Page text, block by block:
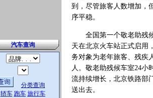
汽车查询
分类查询
轿车 跑车 旅行车
到，尽管旅客人数增加，
序平稳。
全国第一个敬老助残
天在北京火车站正式启用
务对象为老年旅客、残疾
人。敬老助残候车室24小
流持续增长，北京铁路部
送出去。